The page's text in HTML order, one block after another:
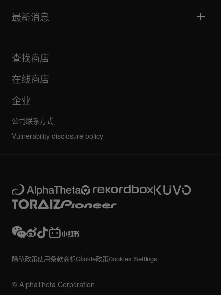
探索 Support Gateway
下载（固件、驱动程序等）
FAQ
社区论坛
维护、维修、保修
最新消息
公司
其他
全部新闻
查找商店
在线商店
企业
公司联系方式
Vulnerability disclosure policy
© AlphaTheta Corporation
隐私政策使用条款商标Cookie政策Cookies Settings